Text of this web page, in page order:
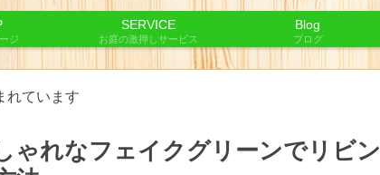
ジ
SERVICE
お庭の激押しサービス
Blog
ブログ
れています
ゃれなフェイクグリーンでリビン